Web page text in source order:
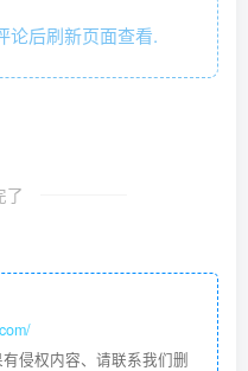
后刷新页面查看.
了
侵权内容、请联系我们删